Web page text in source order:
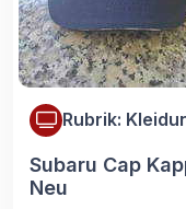
Rubrik:
Subaru Cap
Neu